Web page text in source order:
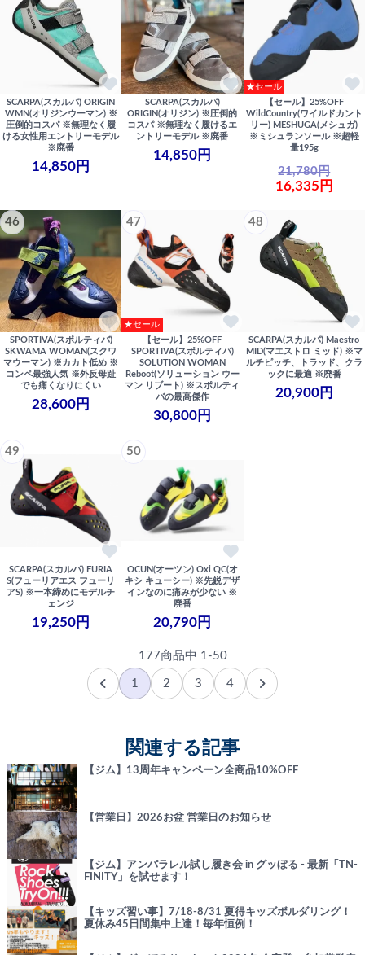
SCARPA(スカルパ) ORIGIN
WMN(オリジンウーマン) ※
圧倒的コスパ ※無理なく履
ける女性用エントリーモデル
※廃番
14,850円
SCARPA(スカルパ)
ORIGIN(オリジン) ※圧倒的
コスパ ※無理なく履けるエ
ントリーモデル ※廃番
14,850円
★セール
【セール】25%OFF
WildCountry(ワイルドカント
リー) MESHUGA(メシュガ)
※ミシュランソール ※超軽
量195g
21,780円
16,335円
46
SPORTIVA(スポルティバ)
SKWAMA WOMAN(スクワ
マウーマン) ※カカト低め ※
コンペ最強人気 ※外反母趾
でも痛くなりにくい
28,600円
47
★セール
【セール】25%OFF
SPORTIVA(スポルティバ)
SOLUTION WOMAN
Reboot(ソリューション ウー
マン リブート) ※スポルティ
バの最高傑作
30,800円
48
SCARPA(スカルパ) Maestro
MID(マエストロ ミッド) ※マ
ルチピッチ、トラッド、クラ
ックに最適 ※廃番
20,900円
49
SCARPA(スカルパ) FURIA
S(フューリアエス フューリ
アS) ※一本締めにモデルチ
ェンジ
19,250円
50
OCUN(オーツン) Oxi QC(オ
キシ キューシー) ※先鋭デザ
インなのに痛みが少ない ※
廃番
20,790円
177商品中 1-50
1 2 3 4
関連する記事
【ジム】13周年キャンペーン全商品10%OFF
【営業日】2026お盆 営業日のお知らせ
【ジム】アンパラレル試し履き会 in グッぼる - 最新「TN-
FINITY」を試せます！
【キッズ習い事】7/18-8/31 夏得キッズボルダリング！
夏休み45日間集中上達！毎年恒例！